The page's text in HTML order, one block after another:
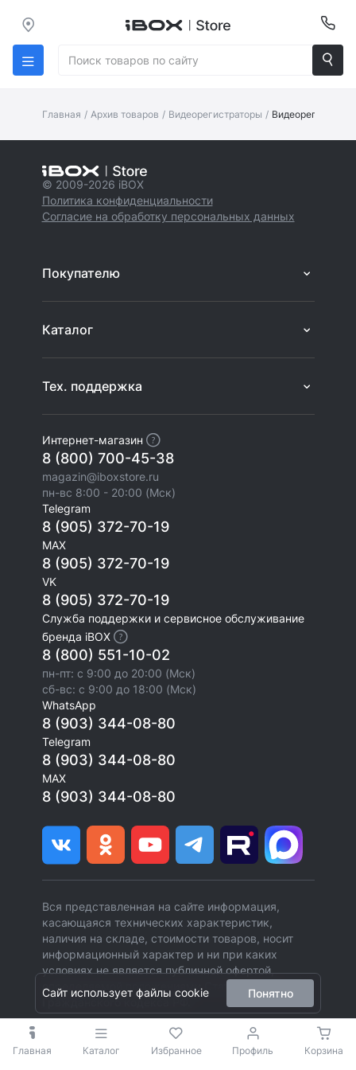
Главная / Архив товаров / Видеорегистраторы /
Главная Каталог Избранное Профиль Корзина
Сайт использует файлы cookie Понятно
© 2009-2026 iBOX
Политика конфиденциальности
Согласие на обработку персональных данных
Покупателю
Каталог
Тех. поддержка
Интернет-магазин
8 (800) 700-45-38
magazin@iboxstore.ru
пн-вс 8:00 - 20:00 (Мск)
Telegram
8 (905) 372-70-19
MAX
8 (905) 372-70-19
VK
8 (905) 372-70-19
Служба поддержки и сервисное обслуживание
бренда iBOX
8 (800) 551-10-02
пн-пт: с 9:00 до 20:00 (Мск)
сб-вс: с 9:00 до 18:00 (Мск)
WhatsApp
8 (903) 344-08-80
Telegram
8 (903) 344-08-80
MAX
8 (903) 344-08-80
Вся представленная на сайте информация,
касающаяся технических характеристик,
наличия на складе, стоимости товаров, носит
информационный характер и ни при каких
условиях не является публичной офертой,
определяемой положениями Статьи 437 (2)
Гражданского кодекса РФ.